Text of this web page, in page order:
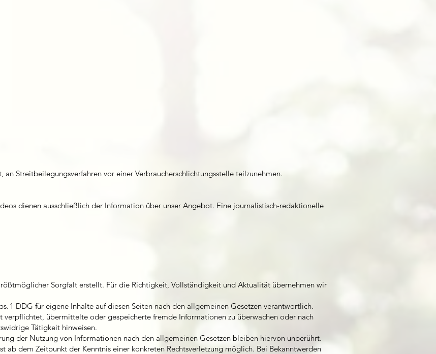
Streitbeilegungsverfahren vor einer Verbraucherschlichtungsstelle teilzunehmen.
dienen ausschließlich der Information über unser Angebot. Eine journalistisch-redaktionelle
Sorgfalt erstellt. Für die Richtigkeit, Vollständigkeit und Aktualität übernehmen wir
1 DDG für eigene Inhalte auf diesen Seiten nach den allgemeinen Gesetzen verantwortlich.
verpflichtet, übermittelte oder gespeicherte fremde Informationen zu überwachen oder nach
Tätigkeit hinweisen.
der Nutzung von Informationen nach den allgemeinen Gesetzen bleiben hiervon unberührt.
ab dem Zeitpunkt der Kenntnis einer konkreten Rechtsverletzung möglich. Bei Bekanntwerden